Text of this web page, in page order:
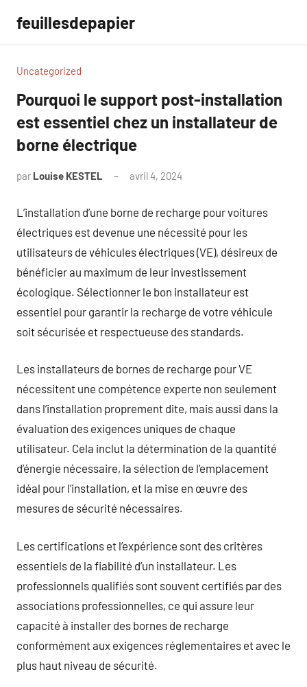
contenu
feuillesdepapier
Uncategorized
Pourquoi le support post-installation
est essentiel chez un installateur de
borne électrique
par Louise KESTEL avril 4, 2024
L’installation d’une borne de recharge pour voitures
électriques est devenue une nécessité pour les
utilisateurs de véhicules électriques (VE), désireux de
bénéficier au maximum de leur investissement
écologique. Sélectionner le bon installateur est
essentiel pour garantir la recharge de votre véhicule
soit sécurisée et respectueuse des standards.
Les installateurs de bornes de recharge pour VE
nécessitent une compétence experte non seulement
dans l’installation proprement dite, mais aussi dans la
évaluation des exigences uniques de chaque
utilisateur. Cela inclut la détermination de la quantité
d’énergie nécessaire, la sélection de l’emplacement
idéal pour l’installation, et la mise en œuvre des
mesures de sécurité nécessaires.
Les certifications et l’expérience sont des critères
essentiels de la fiabilité d’un installateur. Les
professionnels qualifiés sont souvent certifiés par des
associations professionnelles, ce qui assure leur
capacité à installer des bornes de recharge
conformément aux exigences réglementaires et avec le
plus haut niveau de sécurité.